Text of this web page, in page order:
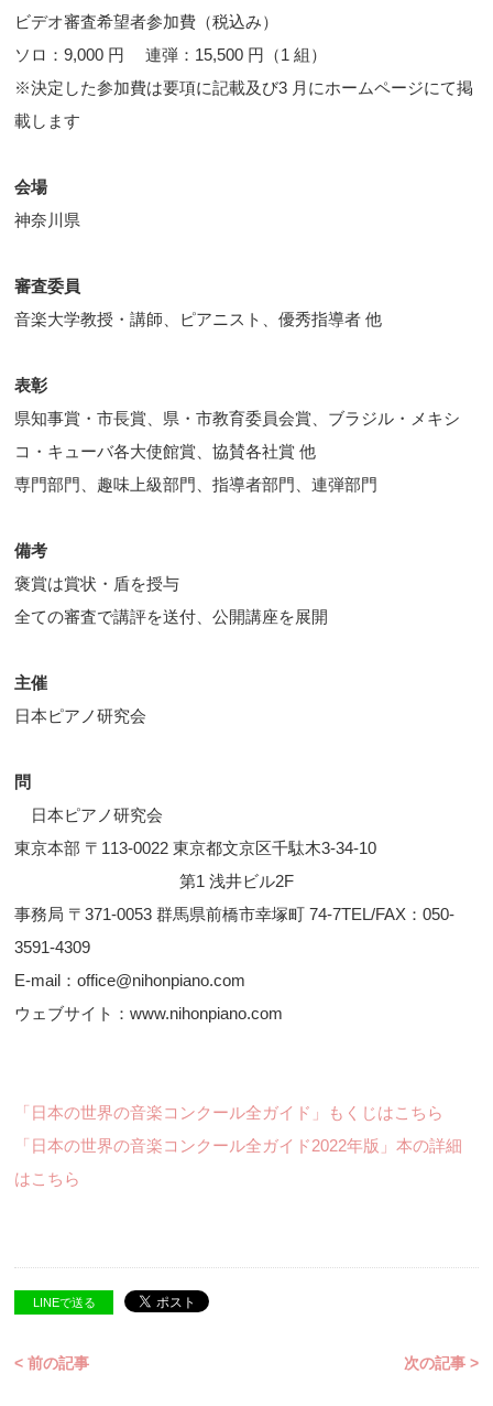
ビデオ審査希望者参加費（税込み）
ソロ：9,000 円 連弾：15,500 円（1 組）
※決定した参加費は要項に記載及び3 月にホームページにて掲
載します
会場
神奈川県
審査委員
音楽大学教授・講師、ピアニスト、優秀指導者 他
表彰
県知事賞・市長賞、県・市教育委員会賞、ブラジル・メキシ
コ・キューバ各大使館賞、協賛各社賞 他
専門部門、趣味上級部門、指導者部門、連弾部門
備考
褒賞は賞状・盾を授与
全ての審査で講評を送付、公開講座を展開
主催
日本ピアノ研究会
問
日本ピアノ研究会
東京本部 〒113-0022 東京都文京区千駄木3-34-10
第1 浅井ビル2F
事務局 〒371-0053 群馬県前橋市幸塚町 74-7TEL/FAX：050-
3591-4309
E-mail：office@nihonpiano.com
ウェブサイト：www.nihonpiano.com
「日本の世界の音楽コンクール全ガイド」もくじはこちら
「日本の世界の音楽コンクール全ガイド2022年版」本の詳細
はこちら
LINEで送る
< 前の記事 次の記事 >